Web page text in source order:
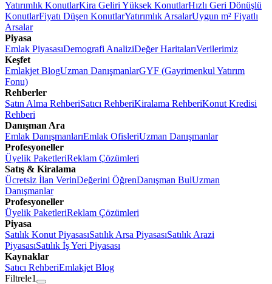
Yatırımlık KonutlarKira Geliri Yüksek KonutlarHızlı Geri Dönüşlü
KonutlarFiyatı Düşen KonutlarYatırımlık ArsalarUygun m² Fiyatlı
Arsalar
Piyasa
Emlak PiyasasıDemografi AnaliziDeğer HaritalarıVerilerimiz
Keşfet
Emlakjet BlogUzman DanışmanlarGYF (Gayrimenkul Yatırım
Fonu)
Rehberler
Satın Alma RehberiSatıcı RehberiKiralama RehberiKonut Kredisi
Rehberi
Danışman Ara
Emlak DanışmanlarıEmlak OfisleriUzman Danışmanlar
Profesyoneller
Üyelik PaketleriReklam Çözümleri
Satış & Kiralama
Ücretsiz İlan VerinDeğerini ÖğrenDanışman BulUzman
Danışmanlar
Profesyoneller
Üyelik PaketleriReklam Çözümleri
Piyasa
Satılık Konut PiyasasıSatılık Arsa PiyasasıSatılık Arazi
PiyasasıSatılık İş Yeri Piyasası
Kaynaklar
Satıcı RehberiEmlakjet Blog
Filtrele1